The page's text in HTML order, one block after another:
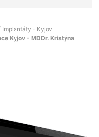
Implantáty - Kyjov
Kyjov - MDDr. Kristýna